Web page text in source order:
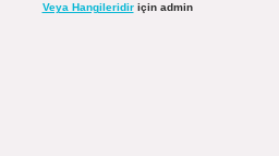
Veya Hangileridiriçin admin